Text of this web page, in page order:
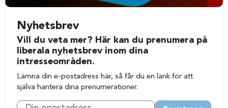
Nyhetsbrev
Vill du veta mer? Här kan du prenumera på
liberala nyhetsbrev inom dina
intresseområden.
Lämna din e-postadress här, så får du en länk för att
själva hantera dina prenumerationer.